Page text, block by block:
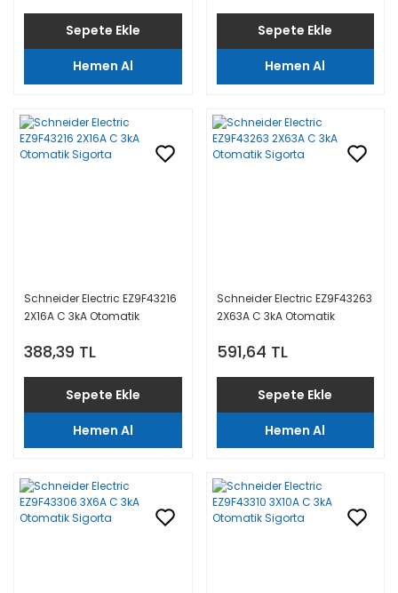
Sepete Ekle
Hemen Al
Sepete Ekle
Hemen Al
Schneider Electric EZ9F43216
2X16A C 3kA Otomatik
388,39 TL
Sepete Ekle
Hemen Al
Schneider Electric EZ9F43263
2X63A C 3kA Otomatik
591,64 TL
Sepete Ekle
Hemen Al